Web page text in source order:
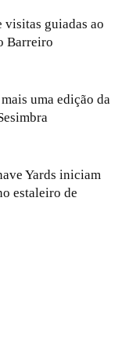
visitas guiadas ao
Barreiro
uma edição da
Yards iniciam
estaleiro de